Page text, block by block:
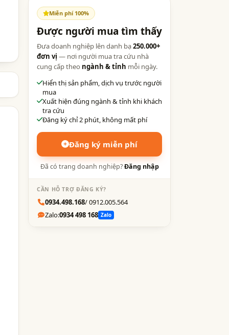
Miễn phí 100%
Được người mua tìm thấy
Đưa doanh nghiệp lên danh bạ250.000+
đơn vị — nơi người mua tra cứu nhà
cung cấp theo ngành & tỉnh mỗi ngày.
Hiển thị sản phẩm, dịch vụ trước người
mua
Xuất hiện đúng ngành & tỉnh khi khách
tra cứu
Đăng ký chỉ 2 phút, không mất phí
Đăng ký miễn phí
Đã có trang doanh nghiệp?Đăng nhập
CẦN HỖ TRỢ ĐĂNG KÝ?
0934.498.168/ 0912.005.564
Zalo:0934 498 168 Zalo